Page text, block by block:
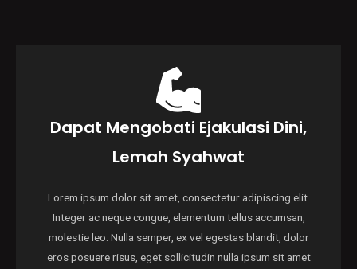
Dapat Mengobati Ejakulasi Dini,
Lemah Syahwat
Lorem ipsum dolor sit amet, consectetur adipiscing elit.
Integer ac neque congue, elementum tellus accumsan,
molestie leo. Nulla semper, ex vel egestas blandit, dolor
eros posuere risus, eget sollicitudin nulla ipsum sit amet